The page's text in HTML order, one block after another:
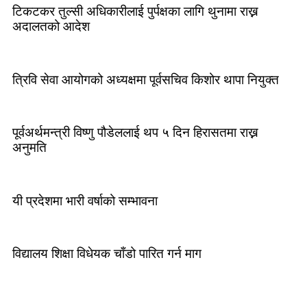
टिकटकर तुल्सी अधिकारीलाई पुर्पक्षका लागि थुनामा राख्न
अदालतको आदेश
त्रिवि सेवा आयोगको अध्यक्षमा पूर्वसचिव किशोर थापा नियुक्त
पूर्वअर्थमन्त्री विष्णु पौडेललाई थप ५ दिन हिरासतमा राख्न
अनुमति
यी प्रदेशमा भारी वर्षाको सम्भावना
विद्यालय शिक्षा विधेयक चाँडो पारित गर्न माग